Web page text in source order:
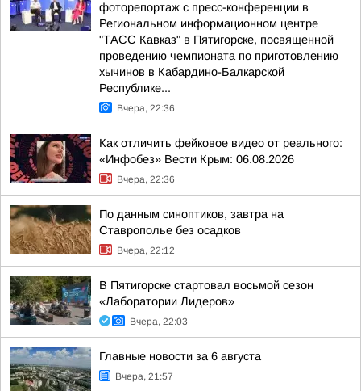
фоторепортаж с пресс-конференции в
Региональном информационном центре
"ТАСС Кавказ" в Пятигорске, посвященной
проведению чемпионата по приготовлению
хычинов в Кабардино-Балкарской
Республике...
Вчера, 22:36
Как отличить фейковое видео от реального:
«Инфобез» Вести Крым: 06.08.2026
Вчера, 22:36
По данным синоптиков, завтра на
Ставрополье без осадков
Вчера, 22:12
В Пятигорске стартовал восьмой сезон
«Лаборатории Лидеров»
Вчера, 22:03
Главные новости за 6 августа
Вчера, 21:57